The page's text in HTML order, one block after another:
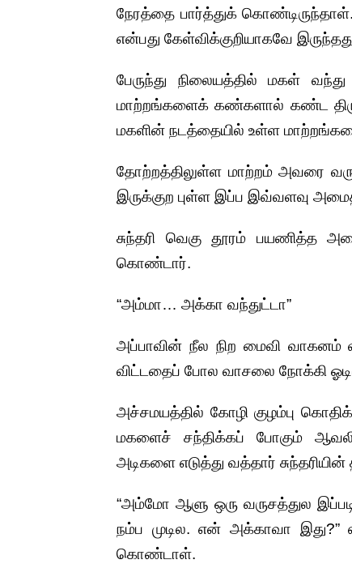
நேரத்தை பார்த்துக்
என்பது கேள்விக்குறியாகவே
பேருந்து நிலையத்தில் மகள்
மாற்றங்களைக் கண்களால் கண்ட திரு
மகளின் நடத்தையில் உள்ள
தோற்றத்திலுள்ள மாற்றம் அவரை
இருக்குற புள்ள இப்ப இவ்வளவு
சுந்தரி வெகு தூரம் பயணித்த
கொண்டார்.
“அம்மா… அக்கா வந்துட்டா”
அப்பாவின் நீல நிற மைவி வாகனம்
விட்டதைப் போல வாசலை நோக்கி
அச்சமயத்தில் கோழி குழம்பு
மகளைச் சந்திக்கப் போகும்
அடிகளை எடுத்து வத்தார் சுந்தரியின்
“அம்மோ ஆளு ஒரு வருசத்துல
நம்ப முடில. என் அக்காவா இது?”
கொண்டாள்.